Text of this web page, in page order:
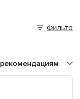
Фильтр
рекомендациям